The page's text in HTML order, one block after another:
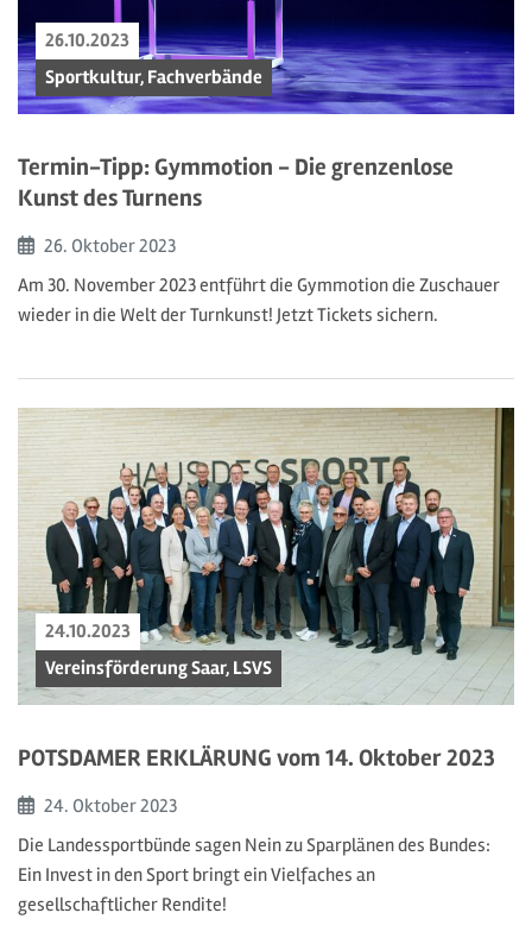
Termin-Tipp: Gymmotion - Die grenzenlose
Kunst des Turnens
Beginn:
26. Oktober2023
Am 30. November 2023 entführt die Gymmotion die Zuschauer
wieder in die Welt der Turnkunst! Jetzt Tickets sichern.
26.10.2023
Sportkultur, Fachverbände
POTSDAMER ERKLÄRUNG vom 14. Oktober 2023
Beginn:
24. Oktober2023
Die Landessportbünde sagen Nein zu Sparplänen des Bundes:
Ein Invest in den Sport bringt ein Vielfaches an
gesellschaftlicher Rendite!
24.10.2023
Vereinsförderung Saar, LSVS